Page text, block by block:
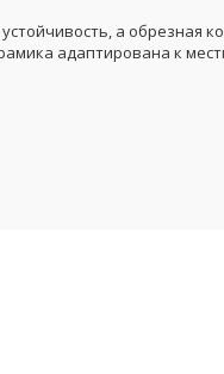
а обрезная
адаптирована к